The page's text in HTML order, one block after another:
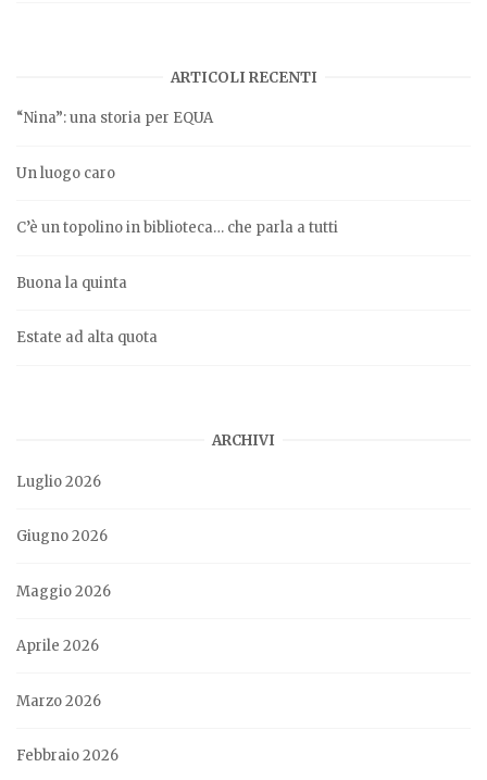
ARTICOLI RECENTI
“Nina”: una storia per EQUA
Un luogo caro
C’è un topolino in biblioteca… che parla a tutti
Buona la quinta
Estate ad alta quota
ARCHIVI
Luglio 2026
Giugno 2026
Maggio 2026
Aprile 2026
Marzo 2026
Febbraio 2026